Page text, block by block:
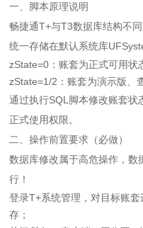
一、脚本原理说明
畅捷通T+与T3数据库结构不
统一存储在默认系统库
zState=0：账套为正式可用状
zState=1/2：账套为演示版、
通过执行SQL脚本修改账套状
正式使用权限。
二、操作前置要求（必做）
数据库修改属于高危操作，数
行！
登录T+系统管理，对目标账
存；